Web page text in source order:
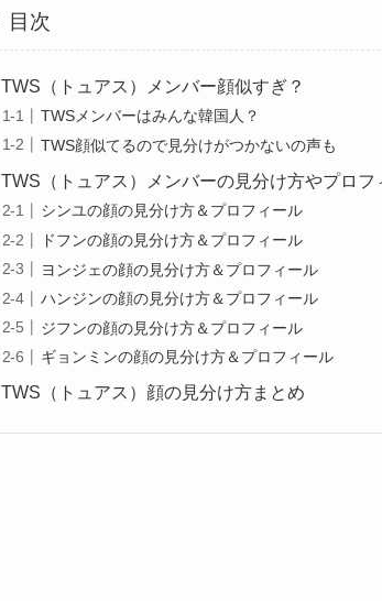
目次
TWS（トュアス）メンバー顔似すぎ？
TWSメンバーはみんな韓国人？
TWS顔似てるので見分けがつかないの声も
TWS（トュアス）メンバーの見分け方やプロフ
シンユの顔の見分け方＆プロフィール
ドフンの顔の見分け方＆プロフィール
ヨンジェの顔の見分け方＆プロフィール
ハンジンの顔の見分け方＆プロフィール
ジフンの顔の見分け方＆プロフィール
ギョンミンの顔の見分け方＆プロフィール
TWS（トュアス）顔の見分け方まとめ